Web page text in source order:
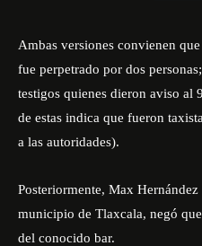
Ambas versiones convienen
fue perpetrado por dos
testigos quienes dieron aviso al
de estas indica que fueron
a las autoridades).
Posteriormente, Max
municipio de Tlaxcala, negó
del conocido bar.